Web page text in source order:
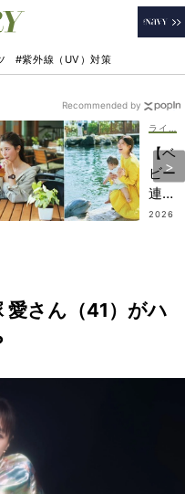
#紫外線（UV）対策
【ベ
ビー
連れ
ハワ
ペー
む
2026
Recommended by
愛さん（41）がハ